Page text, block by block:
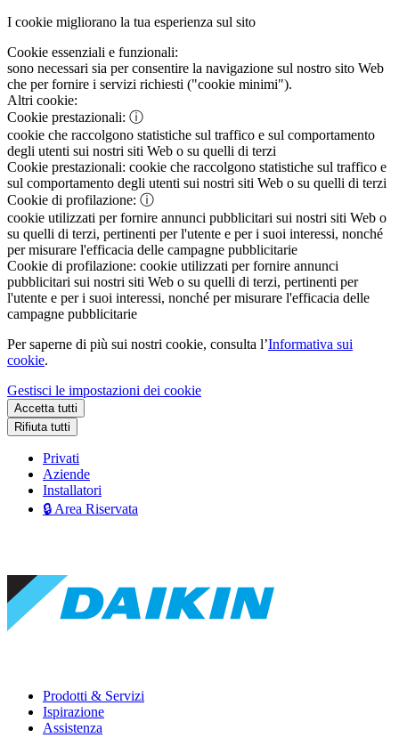
I cookie migliorano la tua esperienza sul sito
Cookie essenziali e funzionali:
sono necessari sia per consentire la navigazione sul nostro sito Web
che per fornire i servizi richiesti ("cookie minimi").
Altri cookie:
Cookie prestazionali: ⓘ
cookie che raccolgono statistiche sul traffico e sul comportamento
degli utenti sui nostri siti Web o su quelli di terzi
Cookie prestazionali: cookie che raccolgono statistiche sul traffico e
sul comportamento degli utenti sui nostri siti Web o su quelli di terzi
Cookie di profilazione: ⓘ
cookie utilizzati per fornire annunci pubblicitari sui nostri siti Web o
su quelli di terzi, pertinenti per l'utente e per i suoi interessi, nonché
per misurare l'efficacia delle campagne pubblicitarie
Cookie di profilazione: cookie utilizzati per fornire annunci
pubblicitari sui nostri siti Web o su quelli di terzi, pertinenti per
l'utente e per i suoi interessi, nonché per misurare l'efficacia delle
campagne pubblicitarie
Per saperne di più sui nostri cookie, consulta l’Informativa sui
cookie.
Gestisci le impostazioni dei cookie
Accetta tutti
Rifiuta tutti
Privati
Aziende
Installatori
🔒 Area Riservata
Prodotti & Servizi
Ispirazione
Assistenza